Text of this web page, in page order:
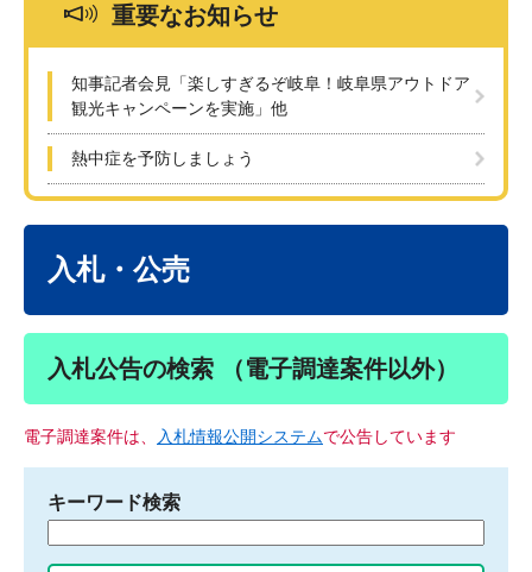
重要なお知らせ
知事記者会見「楽しすぎるぞ岐阜！岐阜県アウトドア
観光キャンペーンを実施」他
熱中症を予防しましょう
入札・公売
入札公告の検索 （電子調達案件以外）
電子調達案件は、 入札情報公開システムで公告しています
キーワード検索